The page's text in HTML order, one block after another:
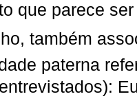
que parece
também
paterna